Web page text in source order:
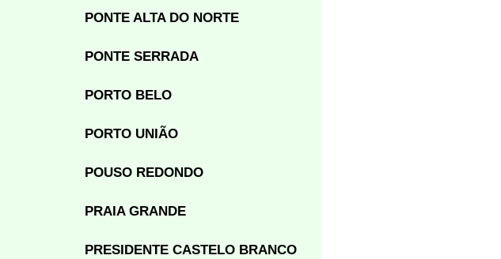
PONTE ALTA DO NORTE
PONTE SERRADA
PORTO BELO
PORTO UNIÃO
POUSO REDONDO
PRAIA GRANDE
PRESIDENTE CASTELO BRANCO